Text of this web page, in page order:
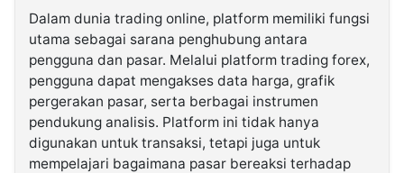
Dalam dunia trading online, platform memiliki fungsi
utama sebagai sarana penghubung antara
pengguna dan pasar. Melalui platform trading forex,
pengguna dapat mengakses data harga, grafik
pergerakan pasar, serta berbagai instrumen
pendukung analisis. Platform ini tidak hanya
digunakan untuk transaksi, tetapi juga untuk
mempelajari bagaimana pasar bereaksi terhadap